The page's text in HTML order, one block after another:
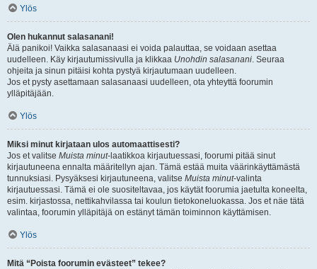
Ylös
Olen hukannut salasanani!
Älä panikoi! Vaikka salasanaasi ei voida palauttaa, se voidaan asettaa
uudelleen. Käy kirjautumissivulla ja klikkaa Unohdin salasanani. Seuraa
ohjeita ja sinun pitäisi kohta pystyä kirjautumaan uudelleen.
Jos et pysty asettamaan salasanaasi uudelleen, ota yhteyttä foorumin
ylläpitäjään.
Ylös
Miksi minut kirjataan ulos automaattisesti?
Jos et valitse Muista minut-laatikkoa kirjautuessasi, foorumi pitää sinut
kirjautuneena ennalta määritellyn ajan. Tämä estää muita väärinkäyttämästä
tunnuksiasi. Pysyäksesi kirjautuneena, valitse Muista minut-valinta
kirjautuessasi. Tämä ei ole suositeltavaa, jos käytät foorumia jaetulta koneelta,
esim. kirjastossa, nettikahvilassa tai koulun tietokoneluokassa. Jos et näe tätä
valintaa, foorumin ylläpitäjä on estänyt tämän toiminnon käyttämisen.
Ylös
Mitä “Poista foorumin evästeet” tekee?